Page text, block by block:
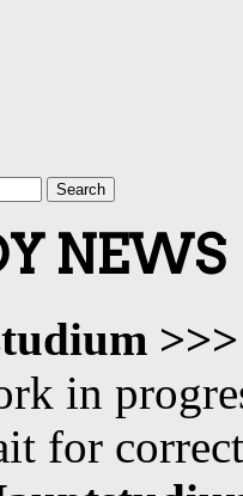
NEWS
>>>
in
for